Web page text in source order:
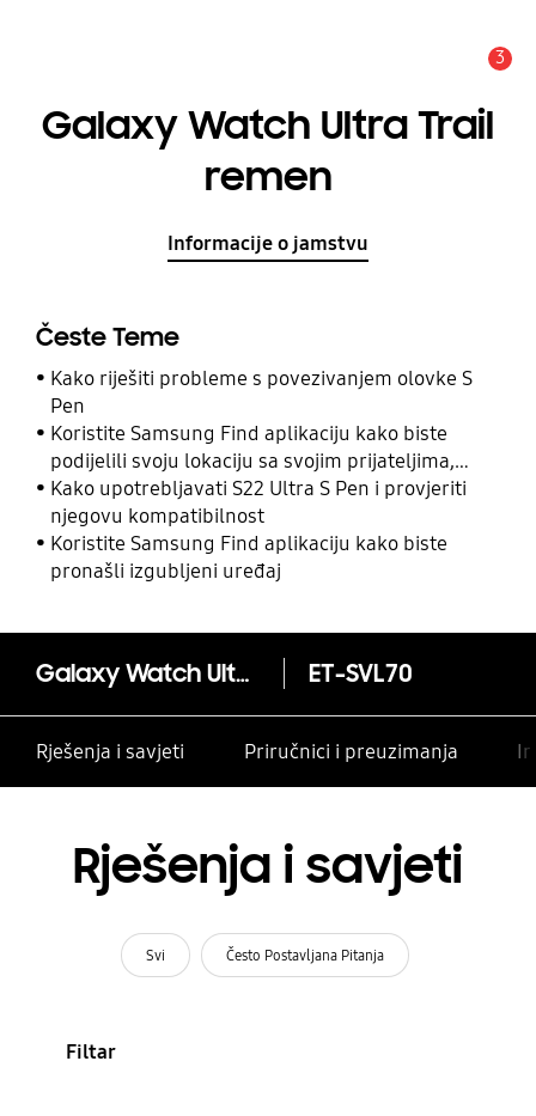
3
Galaxy Watch Ultra Trail
remen
Informacije o jamstvu
Česte Teme
Kako riješiti probleme s povezivanjem olovke S
Pen
Koristite Samsung Find aplikaciju kako biste
podijelili svoju lokaciju sa svojim prijateljima,
djetetom, obitelji i drugim kontaktima
Kako upotrebljavati S22 Ultra S Pen i provjeriti
njegovu kompatibilnost
Koristite Samsung Find aplikaciju kako biste
pronašli izgubljeni uređaj
Galaxy Watch Ultra Trail remen ET-SVL70
Rješenja i savjeti Priručnici i preuzimanja
Rješenja i savjeti
Svi Često Postavljana Pitanja
Filtar